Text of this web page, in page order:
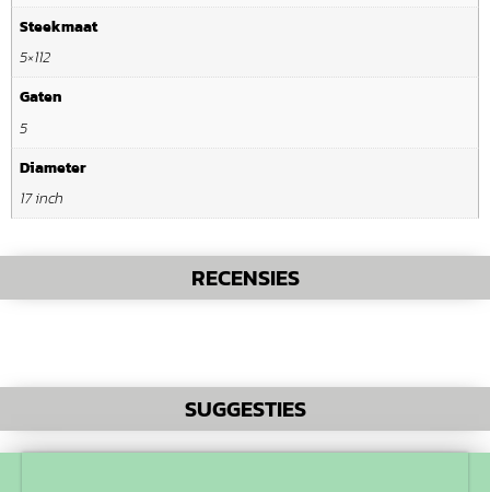
Steekmaat
5×112
Gaten
5
Diameter
17 inch
RECENSIES
SUGGESTIES